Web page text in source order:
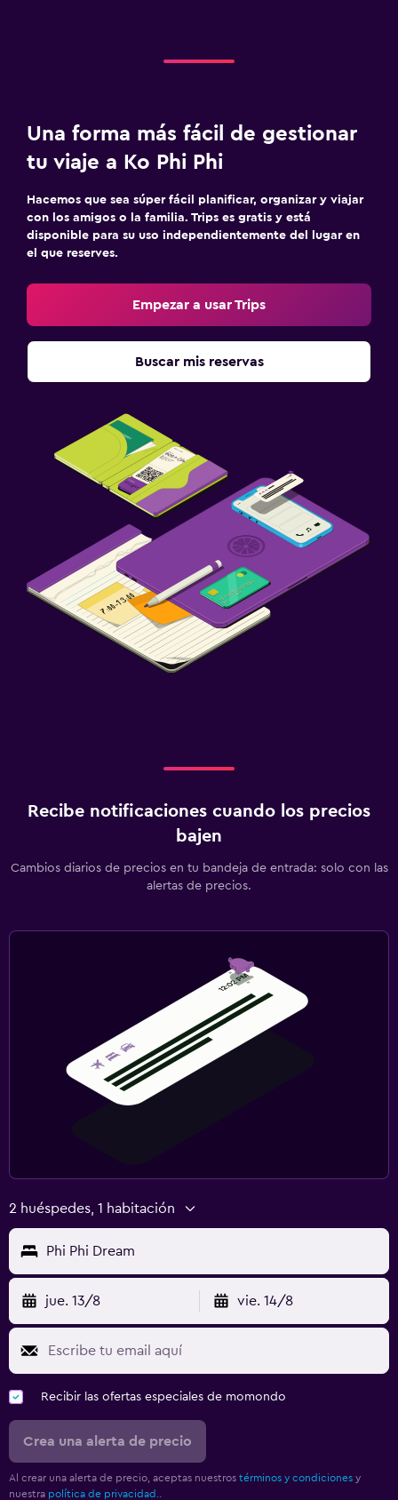
Una forma más fácil de gestionar
tu viaje a Ko Phi Phi
Hacemos que sea súper fácil planificar, organizar y viajar
con los amigos o la familia. Trips es gratis y está
disponible para su uso independientemente del lugar en
el que reserves.
Empezar a usar Trips
Buscar mis reservas
Recibe notificaciones cuando los precios
bajen
Cambios diarios de precios en tu bandeja de entrada: solo con las
alertas de precios.
2 huéspedes, 1 habitación
Phi Phi Dream
jue. 13/8 vie. 14/8
Recibir las ofertas especiales de momondo
Crea una alerta de precio
Al crear una alerta de precio, aceptas nuestros términos y condiciones y
nuestra política de privacidad.